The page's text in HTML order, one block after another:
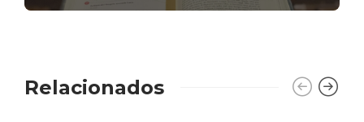
Relacionados